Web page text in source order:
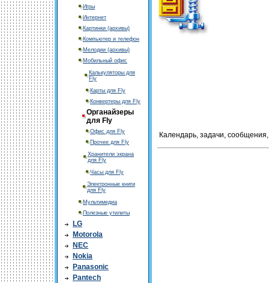
Игры
Интернет
Картинки (архивы)
Компьютер и телефон
Мелодии (архивы)
Мобильный офис
Калькуляторы для
Fly
Карты для Fly
Конвертеры для Fly
Органайзеры
для Fly
Офис для Fly
Прочее для Fly
Хранители экрана
для Fly
Часы для Fly
Электронные книги
для Fly
Мультимедиа
Полезные утилиты
LG
Motorola
NEC
Nokia
Panasonic
Pantech
Календарь, задачи,